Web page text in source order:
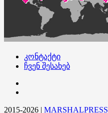
კონტაქტი
ჩვენ შესახებ
2015-2026 | MARSHALPRESS